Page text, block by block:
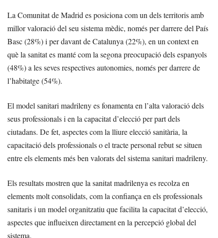
La Comunitat de Madrid es posiciona com un dels territoris amb
millor valoració del seu sistema mèdic, només per darrere del País
Basc (28%) i per davant de Catalunya (22%), en un context en
què la sanitat es manté com la segona preocupació dels espanyols
(48%) a les seves respectives autonomies, només per darrere de
l’habitatge (54%).
El model sanitari madrileny es fonamenta en l’alta valoració dels
seus professionals i en la capacitat d’elecció per part dels
ciutadans. De fet, aspectes com la lliure elecció sanitària, la
capacitació dels professionals o el tracte personal rebut se situen
entre els elements més ben valorats del sistema sanitari madrileny.
Els resultats mostren que la sanitat madrilenya es recolza en
elements molt consolidats, com la confiança en els professionals
sanitaris i un model organitzatiu que facilita la capacitat d’elecció,
aspectes que influeixen directament en la percepció global del
sistema.